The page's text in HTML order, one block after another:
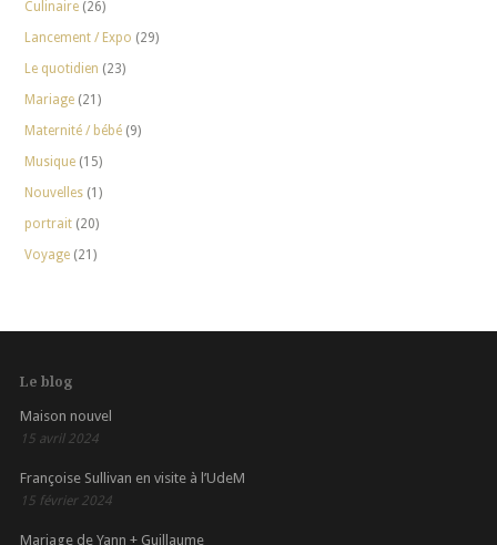
Culinaire(26)
Lancement / Expo (29)
Le quotidien (23)
Mariage(21)
Maternité / bébé(9)
Musique(15)
Nouvelles(1)
portrait(20)
Voyage(21)
Le blog
Maison nouvel
15 avril 2024
Françoise Sullivan en visite à l’UdeM
15 février 2024
Mariage de Yann + Guillaume